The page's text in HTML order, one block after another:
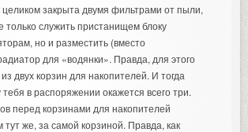
закрыта двумя фильтрами от пыли,
только служить пристанищем блоку
но и разместить (вместо
для «водянки». Правда, для этого
двух корзин для накопителей. И тогда
в распоряжении окажется всего три.
перед корзинами для накопителей
тут же, за самой корзиной. Правда, как